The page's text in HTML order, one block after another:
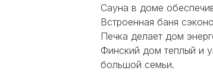
Сауна в доме
Встроенная баня
Печка делает дом
Финский дом теплый и
большой семьи.